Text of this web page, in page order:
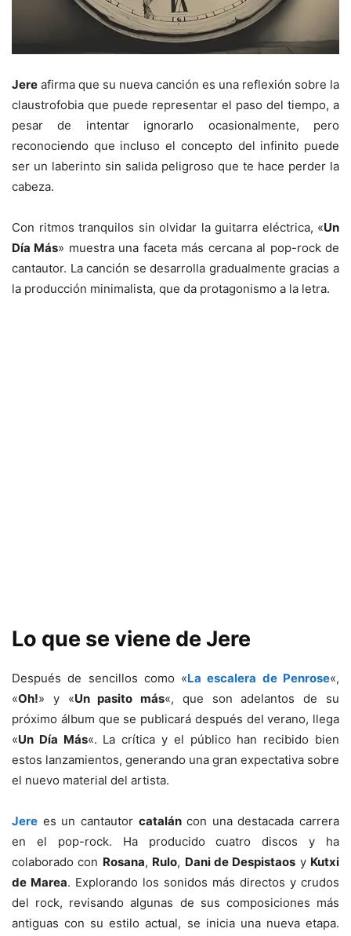
Jere afirma que su nueva canción es una reflexión sobre la
claustrofobia que puede representar el paso del tiempo, a
pesar de intentar ignorarlo ocasionalmente, pero
reconociendo que incluso el concepto del infinito puede
ser un laberinto sin salida peligroso que te hace perder la
cabeza.
Con ritmos tranquilos sin olvidar la guitarra eléctrica, «Un
Día Más» muestra una faceta más cercana al pop-rock de
cantautor. La canción se desarrolla gradualmente gracias a
la producción minimalista, que da protagonismo a la letra.
Lo que se viene de Jere
Después de sencillos como «La escalera de Penrose«,
«Oh!» y «Un pasito más«, que son adelantos de su
próximo álbum que se publicará después del verano, llega
«Un Día Más«. La crítica y el público han recibido bien
estos lanzamientos, generando una gran expectativa sobre
el nuevo material del artista.
Jere es un cantautor cataláncon una destacada carrera
en el pop-rock. Ha producido cuatro discos y ha
colaborado con Rosana, Rulo, Dani de Despistaos y Kutxi
de Marea. Explorando los sonidos más directos y crudos
del rock, revisando algunas de sus composiciones más
antiguas con su estilo actual, se inicia una nueva etapa.